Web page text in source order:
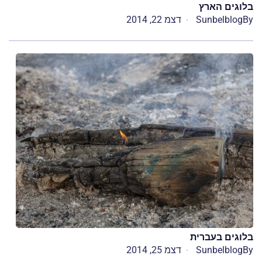
בלוגים הארץ
By
Sunbelblog דצמ 22, 2014
בלוגים בעברית
By
Sunbelblog דצמ 25, 2014